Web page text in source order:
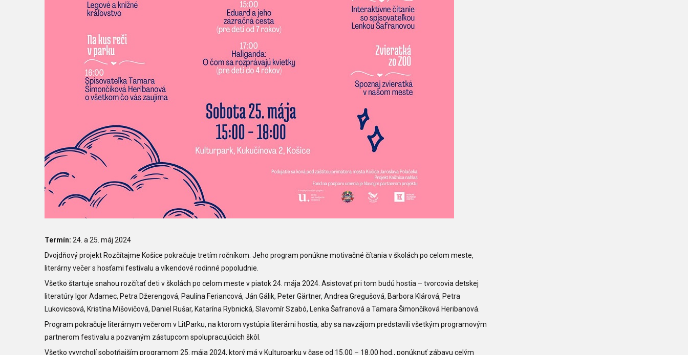
Termín: 24. a 25. máj 2024
Dvojdňový projekt Rozčítajme Košice pokračuje tretím ročníkom. Jeho program ponúkne motivačné čítania v školách po celom meste,
literárny večer s hosťami festivalu a víkendové rodinné popoludnie.
Všetko štartuje snahou rozčítať deti v školách po celom meste v piatok 24. mája 2024. Asistovať pri tom budú hostia – tvorcovia detskej
literatúry Igor Adamec, Petra Džerengová, Paulína Feriancová, Ján Gálik, Peter Gärtner, Andrea Gregušová, Barbora Klárová, Petra
Lukovicsová, Kristína Mišovičová, Daniel Rušar, Katarína Rybnická, Slavomír Szabó, Lenka Šafranová a Tamara Šimončíková Heribanová.
Program pokračuje literárnym večerom v LitParku, na ktorom vystúpia literárni hostia, aby sa navzájom predstavili všetkým programovým
partnerom festivalu a pozvaným zástupcom spolupracujúcich škôl.
Všetko vyvrcholí sobotňajším programom 25. mája 2024, ktorý má v Kulturparku v čase od 15.00 – 18.00 hod., ponúknuť zábavu celým